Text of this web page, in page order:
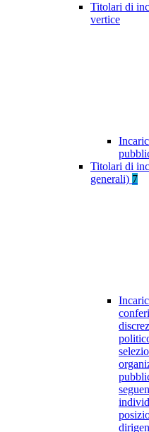
Titolari di
vertice
Titolari di
generali) 7